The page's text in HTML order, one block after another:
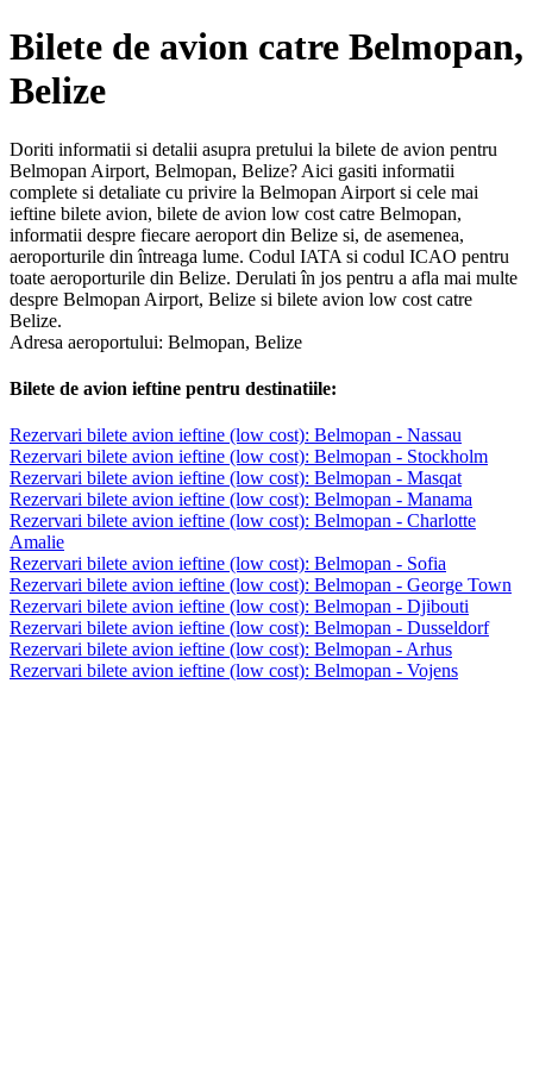
Bilete de avion catre Belmopan,
Belize
Doriti informatii si detalii asupra pretului la bilete de avion pentru
Belmopan Airport, Belmopan, Belize? Aici gasiti informatii
complete si detaliate cu privire la Belmopan Airport si cele mai
ieftine bilete avion, bilete de avion low cost catre Belmopan,
informatii despre fiecare aeroport din Belize si, de asemenea,
aeroporturile din întreaga lume. Codul IATA si codul ICAO pentru
toate aeroporturile din Belize. Derulati în jos pentru a afla mai multe
despre Belmopan Airport, Belize si bilete avion low cost catre
Belize.
Adresa aeroportului: Belmopan, Belize
Bilete de avion ieftine pentru destinatiile:
Rezervari bilete avion ieftine (low cost): Belmopan - Nassau
Rezervari bilete avion ieftine (low cost): Belmopan - Stockholm
Rezervari bilete avion ieftine (low cost): Belmopan - Masqat
Rezervari bilete avion ieftine (low cost): Belmopan - Manama
Rezervari bilete avion ieftine (low cost): Belmopan - Charlotte
Amalie
Rezervari bilete avion ieftine (low cost): Belmopan - Sofia
Rezervari bilete avion ieftine (low cost): Belmopan - George Town
Rezervari bilete avion ieftine (low cost): Belmopan - Djibouti
Rezervari bilete avion ieftine (low cost): Belmopan - Dusseldorf
Rezervari bilete avion ieftine (low cost): Belmopan - Arhus
Rezervari bilete avion ieftine (low cost): Belmopan - Vojens